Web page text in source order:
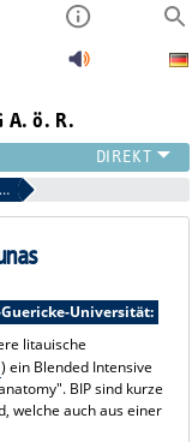
A. ö. R.
Blended Intensive Programme in Kaunas
Universität:
litauische
) ein Blended Intensive
BIP sind kurze
welche auch aus einer